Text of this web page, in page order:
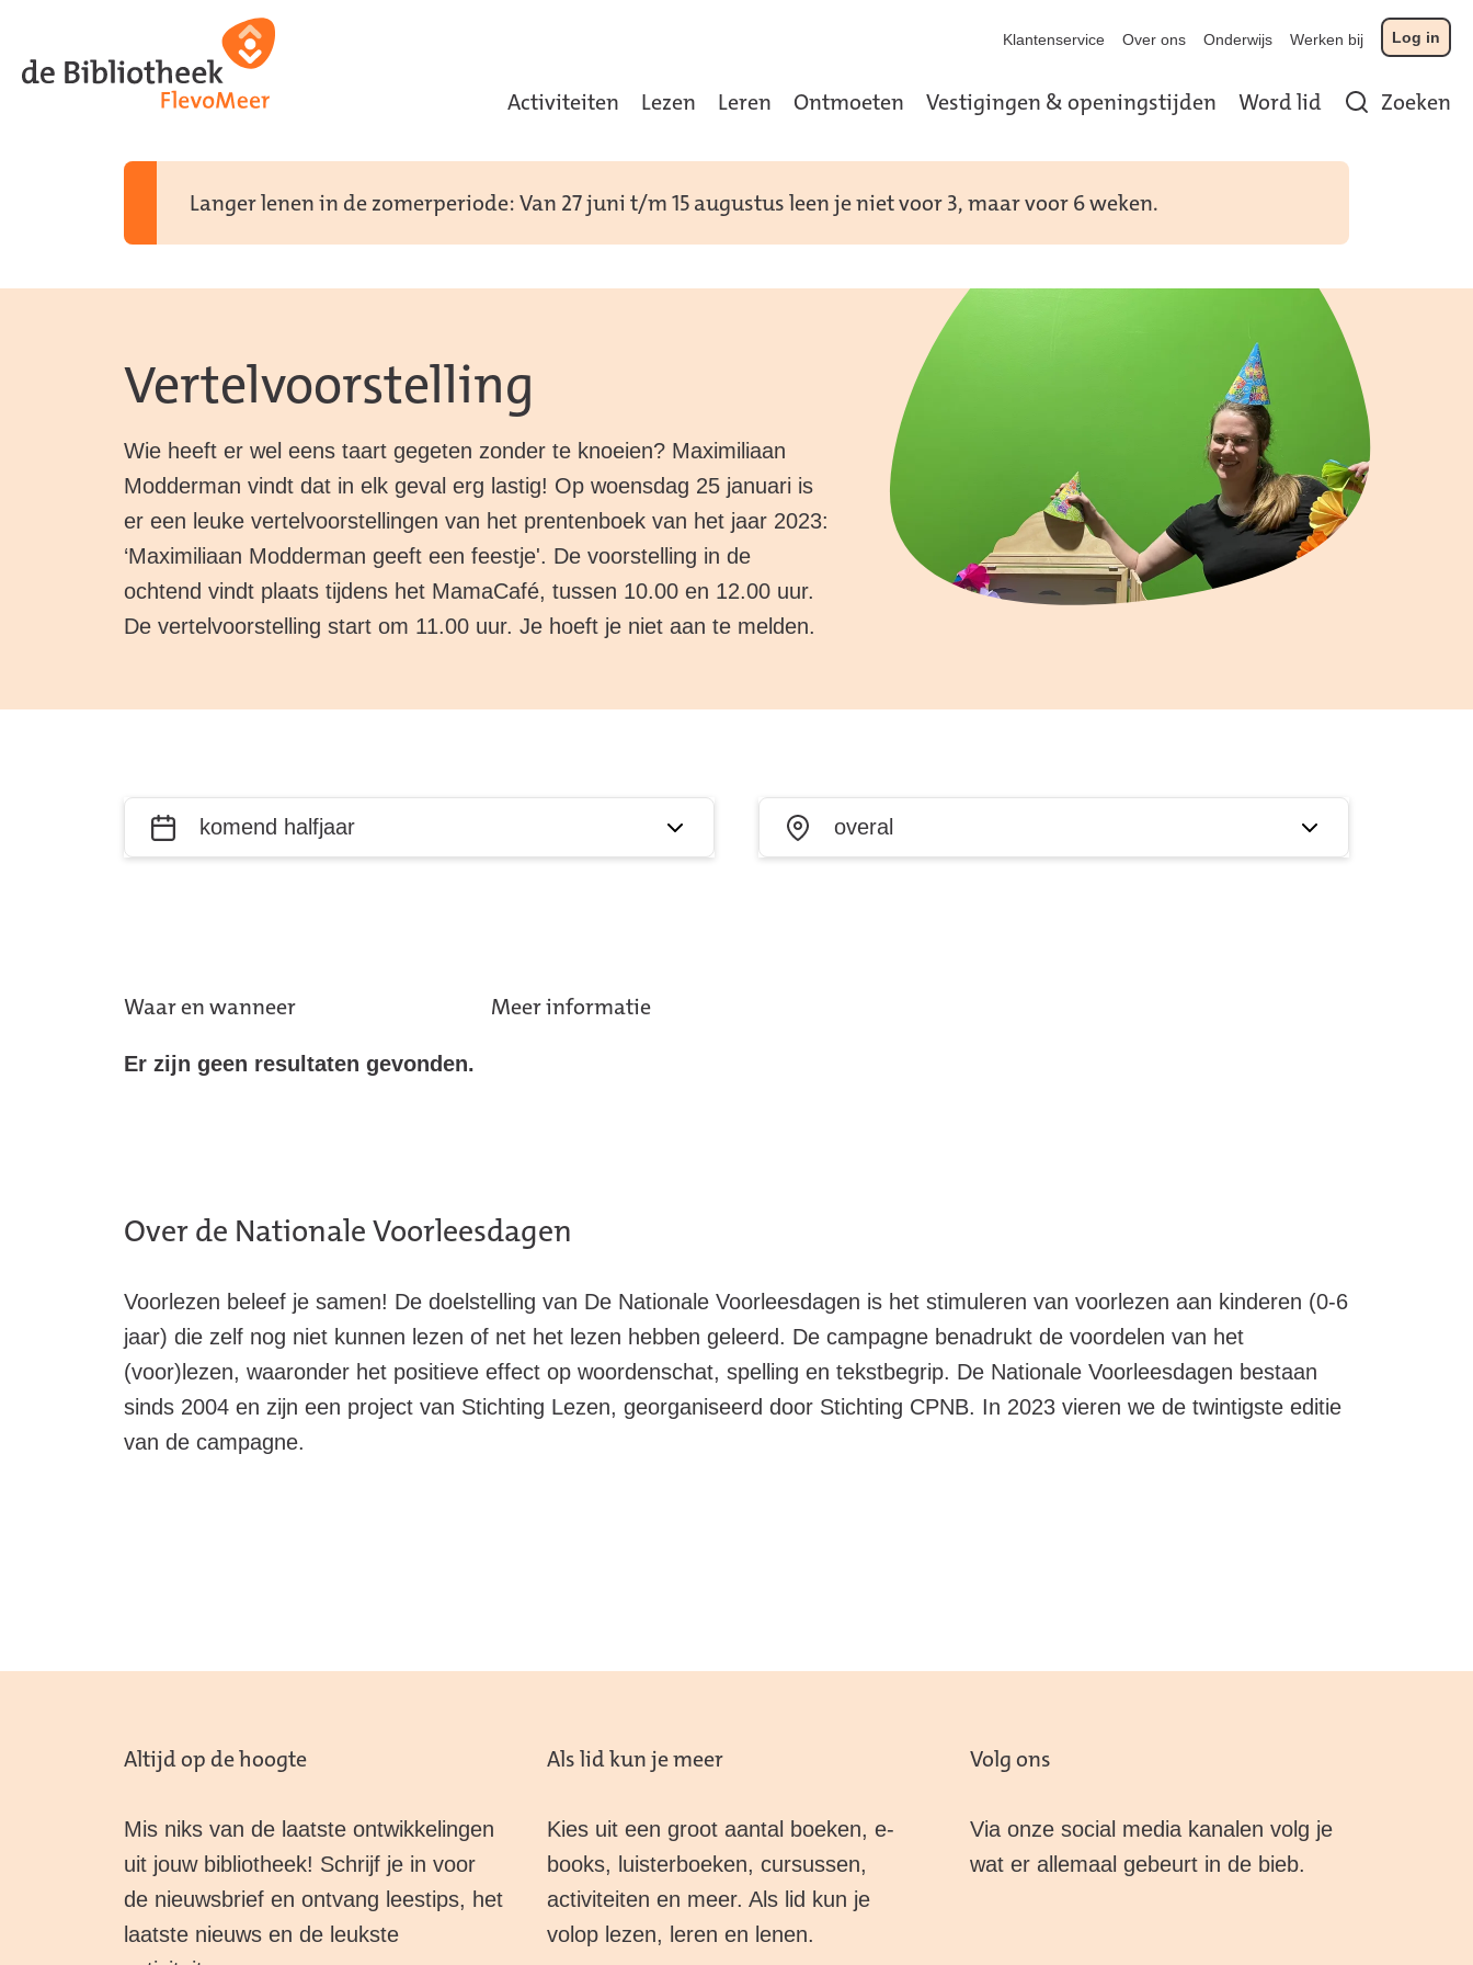
naar
naar
naar
Activiteiten Lezen Leren Ontmoeten Vestigingen & openingstijden Word lid Zoeken
Klantenservice Over ons Onderwijs Werken bij Log in
Langer lenen in de zomerperiode: Van 27 juni t/m 15 augustus leen je niet voor 3, maar voor 6 weken.
Vertelvoorstelling
Wie heeft er wel eens taart gegeten zonder te knoeien? Maximiliaan
Modderman vindt dat in elk geval erg lastig! Op woensdag 25 januari is
er een leuke vertelvoorstellingen van het prentenboek van het jaar 2023:
‘Maximiliaan Modderman geeft een feestje'. De voorstelling in de
ochtend vindt plaats tijdens het MamaCafé, tussen 10.00 en 12.00 uur.
De vertelvoorstelling start om 11.00 uur. Je hoeft je niet aan te melden.
Filter
activiteiten
Wanneer? Waar?
Overzicht
met
Waar en wanneer Meer informatie
Er zijn geen resultaten gevonden.
Over de Nationale Voorleesdagen
Voorlezen beleef je samen! De doelstelling van De Nationale Voorleesdagen is het stimuleren van voorlezen aan kinderen (0-6
jaar) die zelf nog niet kunnen lezen of net het lezen hebben geleerd. De campagne benadrukt de voordelen van het
(voor)lezen, waaronder het positieve effect op woordenschat, spelling en tekstbegrip. De Nationale Voorleesdagen bestaan
sinds 2004 en zijn een project van Stichting Lezen, georganiseerd door Stichting CPNB. In 2023 vieren we de twintigste editie
van de campagne.
Altijd op de hoogte
Mis niks van de laatste ontwikkelingen
uit jouw bibliotheek! Schrijf je in voor
de nieuwsbrief en ontvang leestips, het
laatste nieuws en de leukste
Als lid kun je meer
Kies uit een groot aantal boeken, e-
books, luisterboeken, cursussen,
activiteiten en meer. Als lid kun je
volop lezen, leren en lenen.
Volg ons
Via onze social media kanalen volg je
wat er allemaal gebeurt in de bieb.